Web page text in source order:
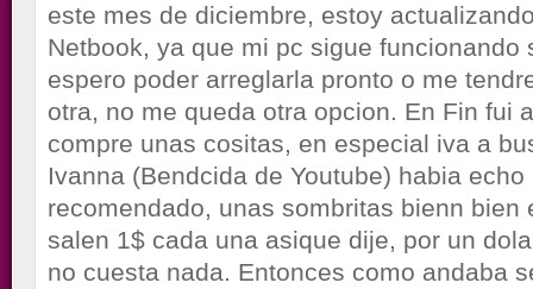
este mes de diciembre, estoy
Netbook, ya que mi pc sigue funcionando
espero poder arreglarla pronto o me
otra, no me queda otra opcion. En Fin fui
compre unas cositas, en especial iva a
Ivanna (Bendcida de Youtube) habia
recomendado, unas sombritas bienn bien
salen 1$ cada una asique dije, por un
no cuesta nada. Entonces como andaba